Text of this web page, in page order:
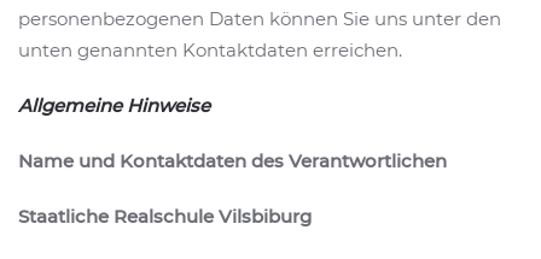
personenbezogenen Daten können Sie uns unter den
unten genannten Kontaktdaten erreichen.
Allgemeine Hinweise
Name und Kontaktdaten des Verantwortlichen
Staatliche Realschule Vilsbiburg